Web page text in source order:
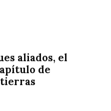
aliados, el
de